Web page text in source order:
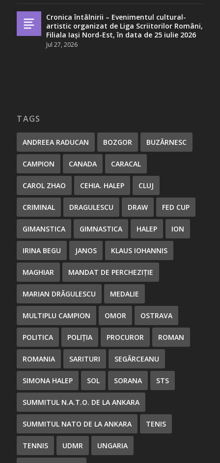
Cronica întâlnirii – Evenimentul cultural-
artistic organizat de Liga Scriitorilor Români,
Filiala Iași Nord-Est, în data de 25 iulie 2026
Jul 27, 2026
TAGS
ANDREEA RADUCAN BOZGOR BUZĂRNESC
CAMPION CANADA CARACAL
CAROL ZHAO CEHIA. HALEP CLUJ
CRIMINAL DRAGULESCU DRAW FED CUP
GIMANSTICA GIMNASTICA HALEP ION
IRINA BEGU JANOS KLAUS IOHANNIS
MAGHIAR MANDAT DE PERCHEZIȚIE
MARIAN DRĂGULESCU MEDALIE
MULTIPLU CAMPION OMOR OSTRAVA
POLITICA POLIȚIA PROCUROR ROMAN
ROMANIA SARITURI SEGĂRCEANU
SIMONA HALEP SOL SORANA STS
SUMMITUL N.A.T.O. DE LA ANKARA
SUMMITUL NATO DE LA ANKARA TENIS
TENNIS UDMR UNGARIA